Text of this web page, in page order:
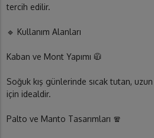
tercih edilir.
🔹 Kullanım Alanları
Kaban ve Mont Yapımı 🧥
Soğuk kış günlerinde sıcak tutan,
için idealdir.
Palto ve Manto Tasarımları 🧣